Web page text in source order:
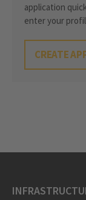
application
enter your
CREATE